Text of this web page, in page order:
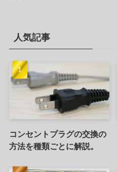
人気記事
コンセントプラグの交換の
方法を種類ごとに解説。